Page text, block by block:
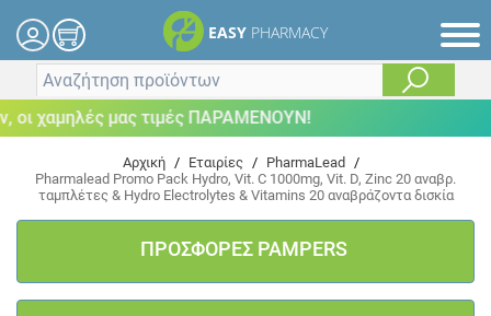
EASY PHARMACY
χαμηλές μας τιμές ΠΑΡΑΜΕΝΟΥΝ!
Αρχική / Εταιρίες / PharmaLead /
Pharmalead Promo Pack Hydro, Vit. C 1000mg, Vit. D, Zinc 20 αναβρ.
ταμπλέτες & Hydro Electrolytes & Vitamins 20 αναβράζοντα δισκία
ΠΡΟΣΦΟΡΕΣ PAMPERS